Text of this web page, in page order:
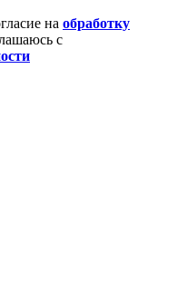
на обработку
с